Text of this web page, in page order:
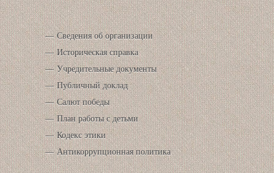
Сведения об организации
Историческая справка
Учредительные документы
Публичный доклад
Салют победы
План работы с детьми
Кодекс этики
Антикоррупционная политика